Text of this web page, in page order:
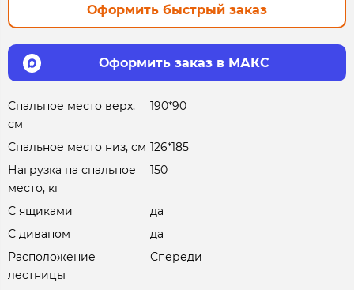
Оформить быстрый заказ
Оформить заказ в МАКС
Спальное место верх,
см
190*90
Спальное место низ, см 126*185
Нагрузка на спальное
место, кг
150
С ящиками
да
С диваном
да
Расположение
лестницы
Спереди